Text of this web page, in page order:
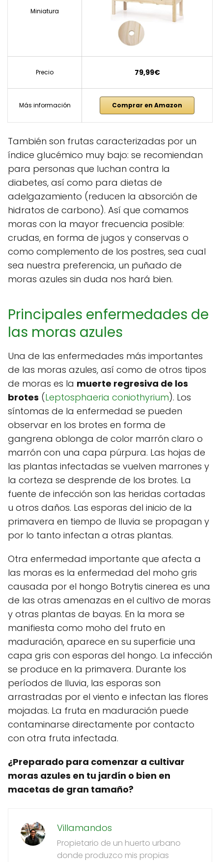
Miniatura
Precio 79,99€
Más información Comprar en Amazon
También son frutas caracterizadas por un
índice glucémico muy bajo: se recomiendan
para personas que luchan contra la
diabetes, así como para dietas de
adelgazamiento (reducen la absorción de
hidratos de carbono). Así que comamos
moras con la mayor frecuencia posible:
crudas, en forma de jugos y conservas o
como complemento de los postres, sea cual
sea nuestra preferencia, un puñado de
moras azules sin duda nos hará bien.
Principales enfermedades de
las moras azules
Una de las enfermedades más importantes
de las moras azules, así como de otros tipos
de moras es la muerte regresiva de los
brotes (Leptosphaeria coniothyrium). Los
síntomas de la enfermedad se pueden
observar en los brotes en forma de
gangrena oblonga de color marrón claro o
marrón con una capa púrpura. Las hojas de
las plantas infectadas se vuelven marrones y
la corteza se desprende de los brotes. La
fuente de infección son las heridas cortadas
u otros daños. Las esporas del inicio de la
primavera en tiempo de lluvia se propagan y
por lo tanto infectan a otras plantas.
Otra enfermedad importante que afecta a
las moras es la enfermedad del moho gris
causada por el hongo Botrytis cinerea es una
de las otras amenazas en el cultivo de moras
y otras plantas de bayas. En la mora se
manifiesta como moho del fruto en
maduración, aparece en su superficie una
capa gris con esporas del hongo. La infección
se produce en la primavera. Durante los
períodos de lluvia, las esporas son
arrastradas por el viento e infectan las flores
mojadas. La fruta en maduración puede
contaminarse directamente por contacto
con otra fruta infectada.
¿Preparado para comenzar a cultivar
moras azules en tu jardín o bien en
macetas de gran tamaño?
Villamandos
Propietario de un huerto urbano
donde produzco mis propias